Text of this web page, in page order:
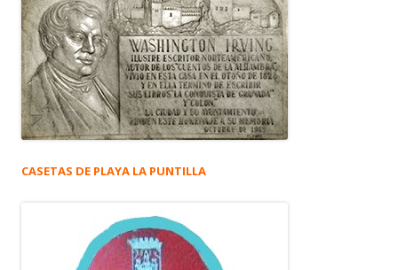
CASETAS DE PLAYA LA PUNTILLA